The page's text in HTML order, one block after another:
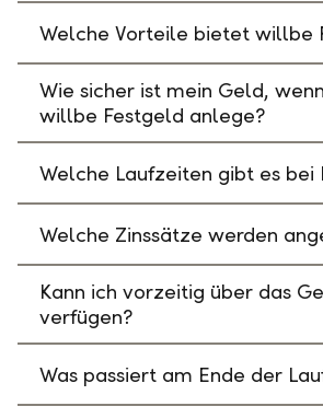
Welche Vorteile bietet willbe
Wie sicher ist mein Geld,
willbe Festgeld anlege?
Welche Laufzeiten gibt es bei
Welche Zinssätze werden
Kann ich vorzeitig über das
verfügen?
Was passiert am Ende der